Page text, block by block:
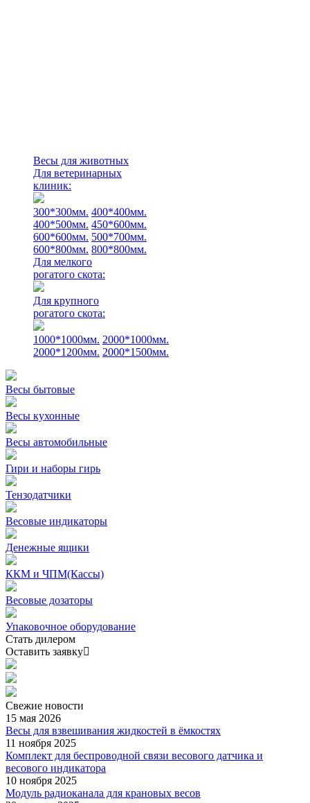
Весы для животных
Для ветеринарных
клиник:
300*300мм. 400*400мм.
400*500мм. 450*600мм.
600*600мм. 500*700мм.
600*800мм. 800*800мм.
Для мелкого
рогатого скота:
Для крупного
рогатого скота:
1000*1000мм. 2000*1000мм.
2000*1200мм. 2000*1500мм.
Весы бытовые
Весы кухонные
Весы автомобильные
Гири и наборы гирь
Тензодатчики
Весовые индикаторы
Денежные ящики
ККМ и ЧПМ(Кассы)
Весовые дозаторы
Упаковочное оборудование
Стать дилером
Оставить заявку
Свежие новости
15 мая 2026
Весы для взвешивания жидкостей в ёмкостях
11 ноября 2025
Комплект для беспроводной связи весового датчика и
весового индикатора
10 ноября 2025
Модуль радиоканала для крановых весов